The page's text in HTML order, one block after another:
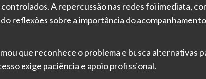
A repercussão nas redes foi imediata,
reflexões sobre a importância do
que reconhece o problema e busca alternativas
exige paciência e apoio profissional.